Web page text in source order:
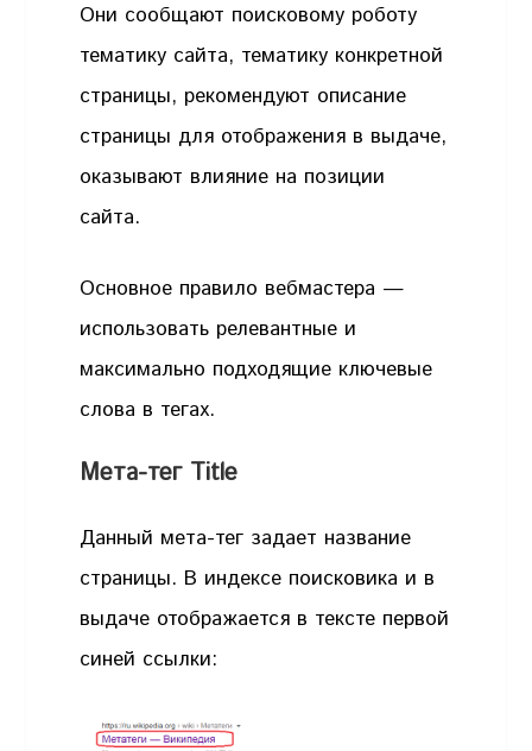
Они сообщают поисковому роботу
тематику сайта, тематику конкретной
страницы, рекомендуют описание
страницы для отображения в выдаче,
оказывают влияние на позиции
сайта.
Основное правило вебмастера —
использовать релевантные и
максимально подходящие ключевые
слова в тегах.
Мета-тег Title
Данный мета-тег задает название
страницы. В индексе поисковика и в
выдаче отображается в тексте первой
синей ссылки: